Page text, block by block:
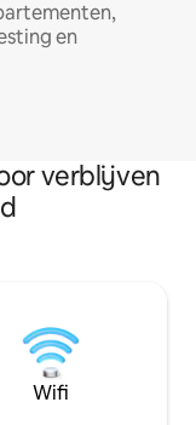
en
verblijven
Wifi